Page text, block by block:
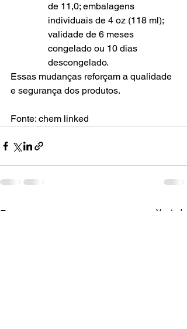
de 11,0; embalagens
individuais de 4 oz (118 ml);
validade de 6 meses
congelado ou 10 dias
descongelado.
Essas mudanças reforçam a qualidade
e segurança dos produtos.
Fonte: chem linked
Posts recentes Ver tudo